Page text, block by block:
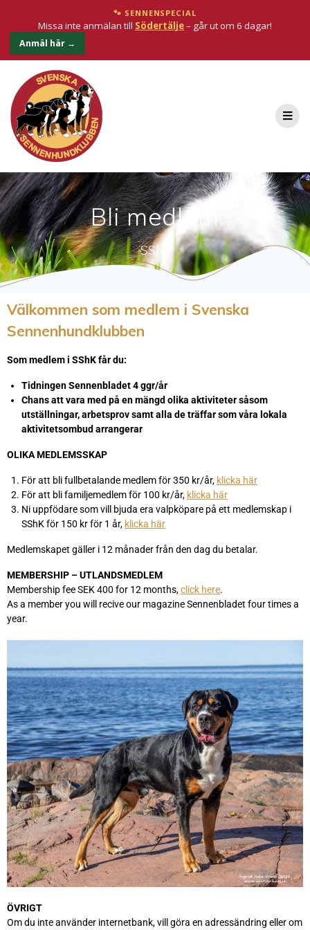
Bli medlem
SShK
Välkommen som medlem i Svenska
Sennenhundklubben
Som medlem i SShK får du:
Tidningen Sennenbladet 4 ggr/år
Chans att vara med på en mängd olika aktiviteter såsom
utställningar, arbetsprov samt alla de träffar som våra lokala
aktivitetsombud arrangerar
OLIKA MEDLEMSSKAP
För att bli fullbetalande medlem för 350 kr/år, klicka här
För att bli familjemedlem för 100 kr/år, klicka här
Ni uppfödare som vill bjuda era valpköpare på ett medlemskap i
SShK för 150 kr för 1 år, klicka här
Medlemskapet gäller i 12 månader från den dag du betalar.
MEMBERSHIP – UTLANDSMEDLEM
Membership fee SEK 400 for 12 months,click here.
As a member you will recive our magazine Sennenbladet four times a
year.
ÖVRIGT
Om du inte använder internetbank, vill göra en adressändring eller om
🐾 SENNENSPECIAL
Missa inte anmälan till Södertälje– går ut om 6 dagar!
Anmäl här →